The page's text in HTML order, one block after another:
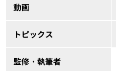
動画
トピックス
監修・執筆者